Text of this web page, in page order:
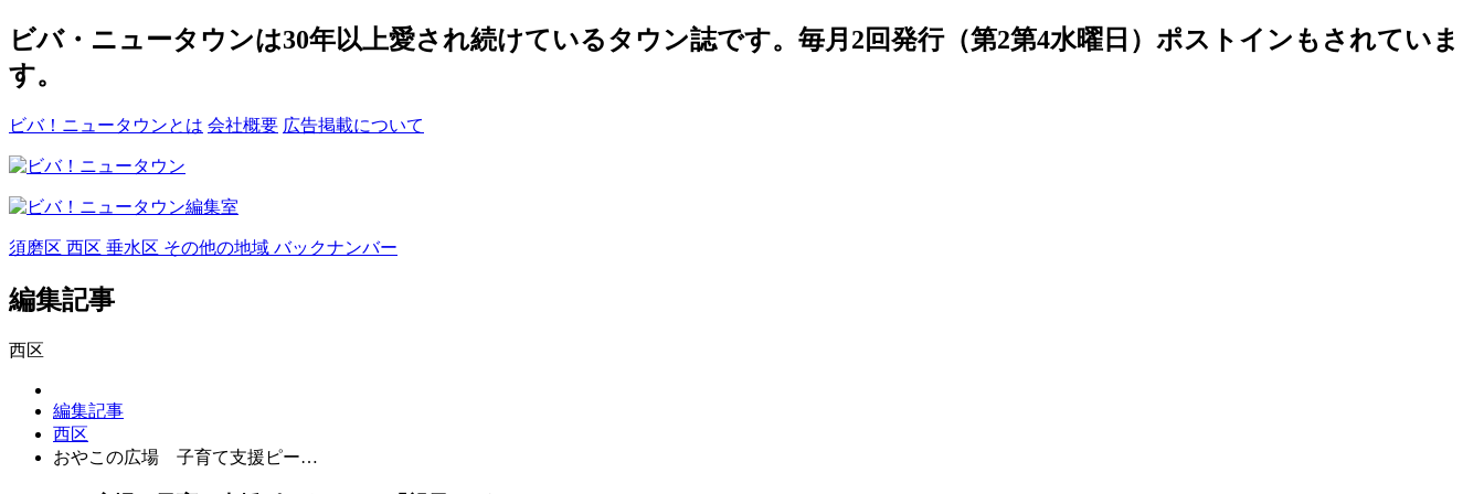
ビバ・ニュータウンは30年以上愛され続けているタウン誌です。毎月2回発行（第2第4水曜日）ポストインもされていま
す。
ビバ！ニュータウンとは 会社概要 広告掲載について
須磨区 西区 垂水区 その他の地域 バックナンバー
編集記事
西区
編集記事
西区
おやこの広場 子育て支援ピー…